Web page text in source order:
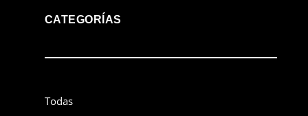
CATEGORÍAS
Todas